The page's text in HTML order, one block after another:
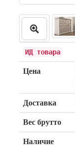
ИД товара
Цена
Доставка
Вес брутто
Наличие